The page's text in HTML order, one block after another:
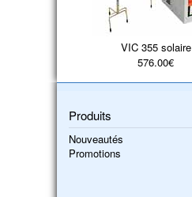
VIC 355 solaire
576.00€
Produits
Nouveautés
Promotions